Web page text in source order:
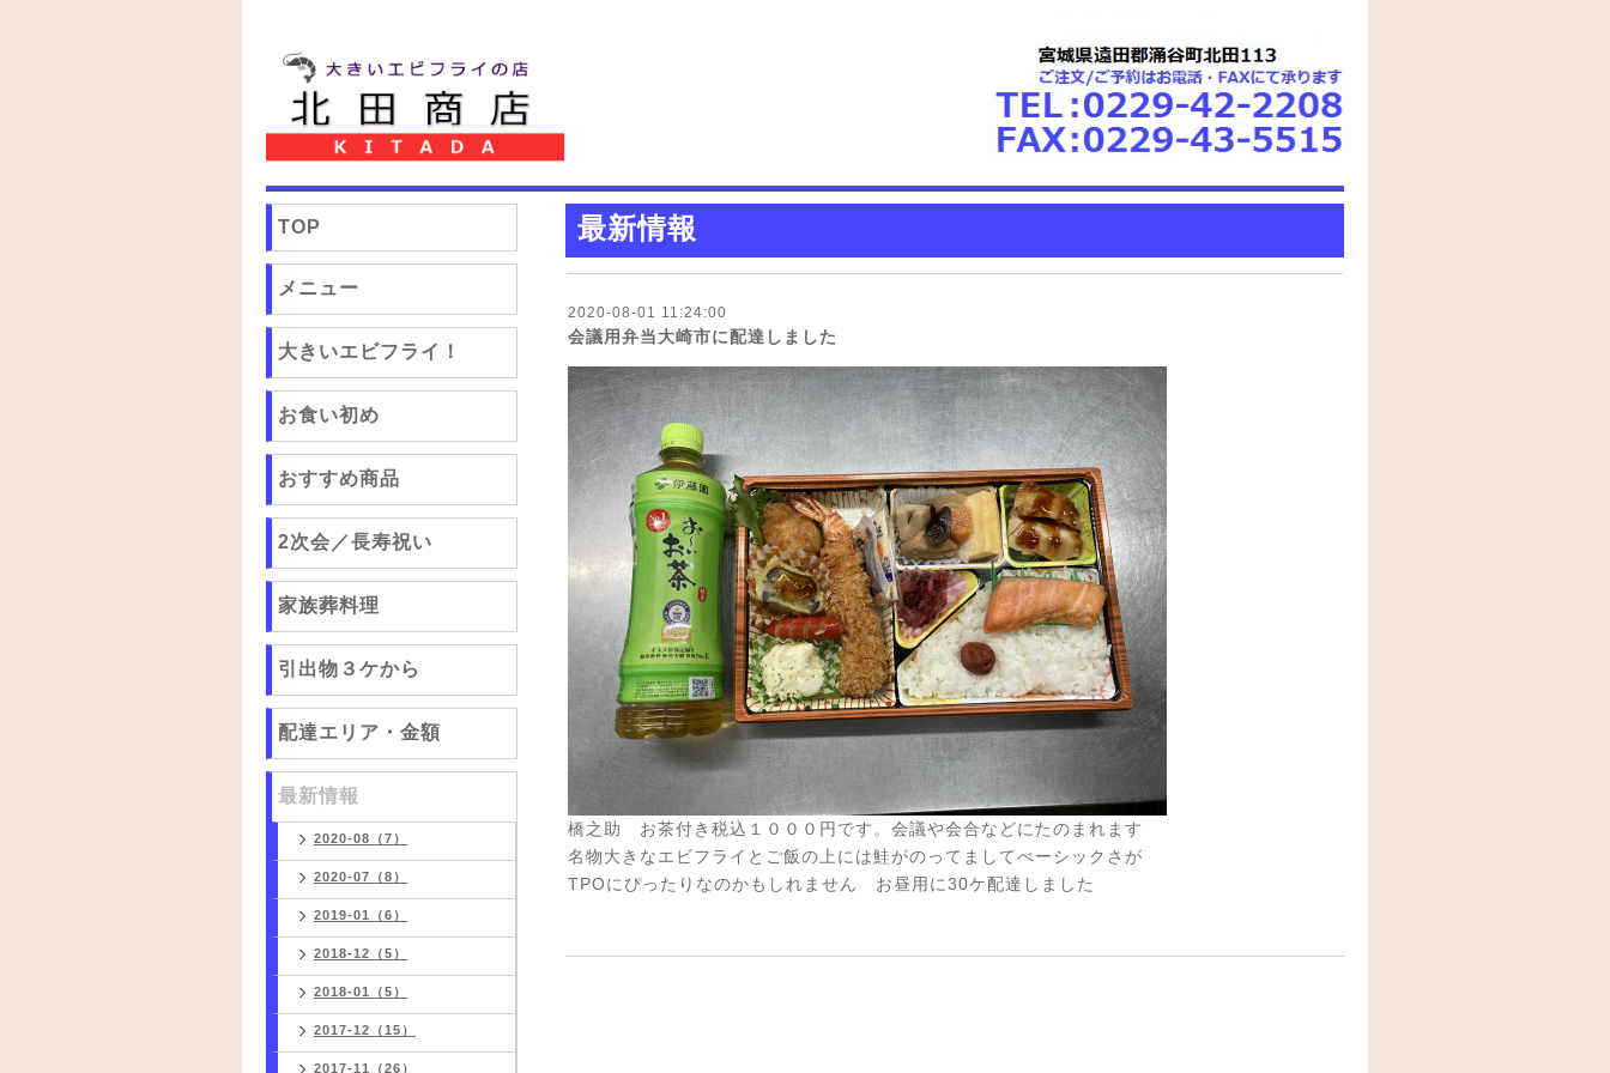
最新情報
2020-08-01 11:24:00
会議用弁当大崎市に配達しました
橋之助 お茶付き税込１０００円です。会議や会合などにたのまれます
名物大きなエビフライとご飯の上には鮭がのってましてべーシックさが
TPOにぴったりなのかもしれません お昼用に30ケ配達しました
TOP
メニュー
大きいエビフライ！
お食い初め
おすすめ商品
2次会／長寿祝い
家族葬料理
引出物３ケから
配達エリア・金額
最新情報
2020-08（7）
2020-07（8）
2019-01（6）
2018-12（5）
2018-01（5）
2017-12（15）
2017-11（26）